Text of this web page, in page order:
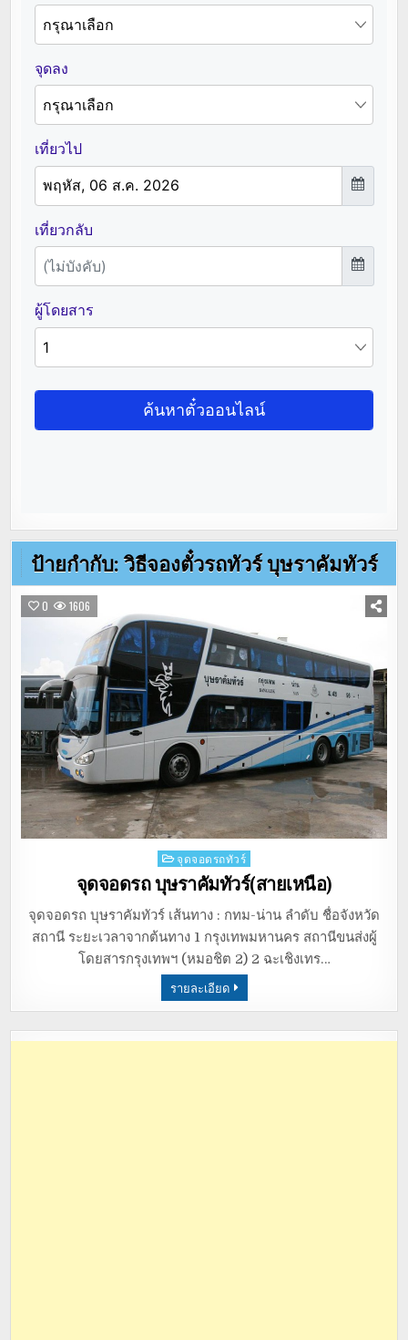
ป้ายกำกับ: วิธีจองตั๋วรถทัวร์ บุษราคัมทัวร์
0 1606
Posted
in
จุดจอดรถทัวร์
จุดจอดรถ บุษราคัมทัวร์(สายเหนือ)
จุดจอดรถ บุษราคัมทัวร์ เส้นทาง : กทม-น่าน ลำดับ ชื่อจังหวัด
สถานี ระยะเวลาจากต้นทาง 1 กรุงเทพมหานคร สถานีขนส่งผู้
โดยสารกรุงเทพฯ (หมอชิต 2) 2 ฉะเชิงเทร…
รายละเอียด